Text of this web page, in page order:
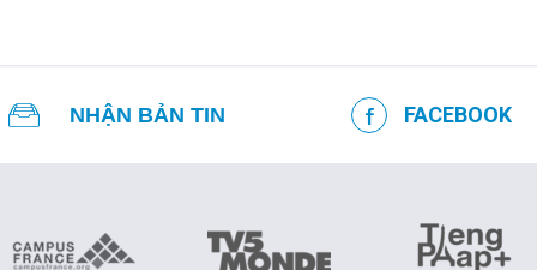
NHẬN BẢN TIN FACEBOOK